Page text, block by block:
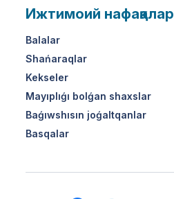
Ижтимоий нафақалар
Balalar
Shańaraqlar
Kekseler
Mayıplıǵı bolǵan shaxslar
Baǵıwshısın joǵaltqanlar
Basqalar